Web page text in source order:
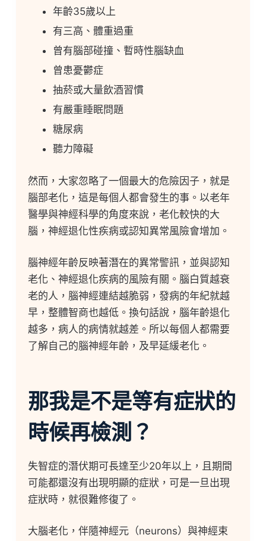
年齡35歲以上
有三高、體重過重
曾有腦部碰撞、暫時性腦缺血
曾患憂鬱症
抽菸或大量飲酒習慣
有嚴重睡眠問題
糖尿病
聽力障礙
然而，大家忽略了一個最大的危險因子，就是
腦部老化，這是每個人都會發生的事。以老年
醫學與神經科學的角度來說，老化較快的大
腦，神經退化性疾病或認知異常風險會增加。
腦神經年齡反映著潛在的異常警訊，並與認知
老化、神經退化疾病的風險有關。腦白質越衰
老的人，腦神經連結越脆弱，發病的年紀就越
早，整體智商也越低。換句話說，腦年齡退化
越多，病人的病情就越差。所以每個人都需要
了解自己的腦神經年齡，及早延緩老化。
那我是不是等有症狀的
時候再檢測？
失智症的潛伏期可長達至少20年以上，且期間
可能都還沒有出現明顯的症狀，可是一旦出現
症狀時，就很難修復了。
大腦老化，伴隨神經元（neurons）與神經束